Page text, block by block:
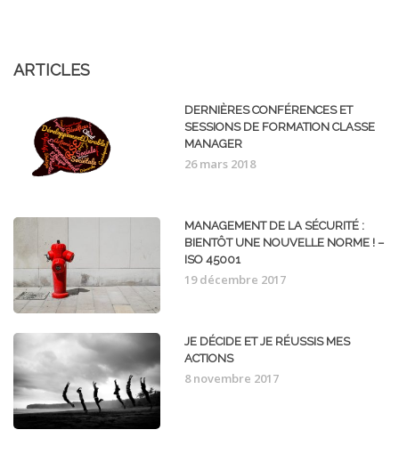
ARTICLES
DERNIÈRES CONFÉRENCES ET
SESSIONS DE FORMATION CLASSE
MANAGER
26 mars 2018
MANAGEMENT DE LA SÉCURITÉ :
BIENTÔT UNE NOUVELLE NORME ! –
ISO 45001
19 décembre 2017
JE DÉCIDE ET JE RÉUSSIS MES
ACTIONS
8 novembre 2017